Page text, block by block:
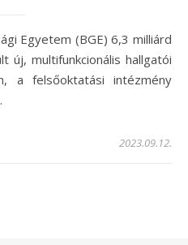
új, multifunkcionális hallgatói
a felsőoktatási intézmény
2023.09.12.